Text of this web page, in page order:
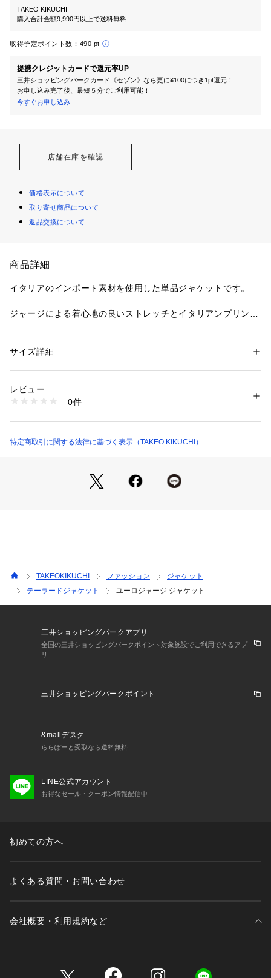
TAKEO KIKUCHI
購入合計金額9,990円以上で送料無料
取得予定ポイント数： 490 pt
提携クレジットカードで還元率UP
三井ショッピングパークカード《セゾン》なら更に¥100につき1pt還元！
お申し込み完了後、最短５分でご利用可能！
今すぐお申し込み
店舗在庫を確認
価格表示について
取り寄せ商品について
返品交換について
商品詳細
イタリアのインポート素材を使用した単品ジャケットです。
ジャージによる着心地の良いストレッチとイタリアンプリント
【デザインポイント】
「SENSITIVE」と名付けられた特許取得素材で、極細ナイロ
ンとライクラが結束され、耐久性や安定性に富んだプレミアム
2つ釦のテーラードデザインです。
ウエストはシルエットがきれいに、スタイリッシュに見えるよ
うなシェイプデザインです。
【仕様】
・ポケット数：前×2 胸元×1 内側×4
※照明の関係により、実際よりも色味が違って見える場合があ
性別：メンズ
素材：表地: 表側 ナイロン73％ ポリウレタン27％ 裏側 ナイロン73％ ポ
生産国：日本製
1095800004489
サイズ詳細
レビュー
0件
特定商取引に関する法律に基づく表示（TAKEO KIKUCHI）
TAKEOKIKUCHI ファッション
ジャケット
テーラードジャケット
ユーロジャージ ジャケット
三井ショッピングパークアプリ
全国の三井ショッピングパークポイント対象施設でご利用できるアプ
リ
三井ショッピングパークポイント
&mallデスク
ららぽーと受取なら送料無料
LINE公式アカウント
お得なセール・クーポン情報配信中
初めての方へ
よくある質問・お問い合わせ
会社概要・利用規約など